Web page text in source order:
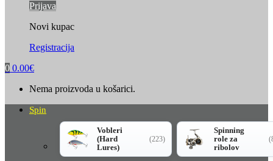
Prijava
Novi kupac
Registracija
0 0.00€
Nema proizvoda u košarici.
Spin
Vobleri
(Hard
Lures)
(223)
Spinning
role za
ribolov